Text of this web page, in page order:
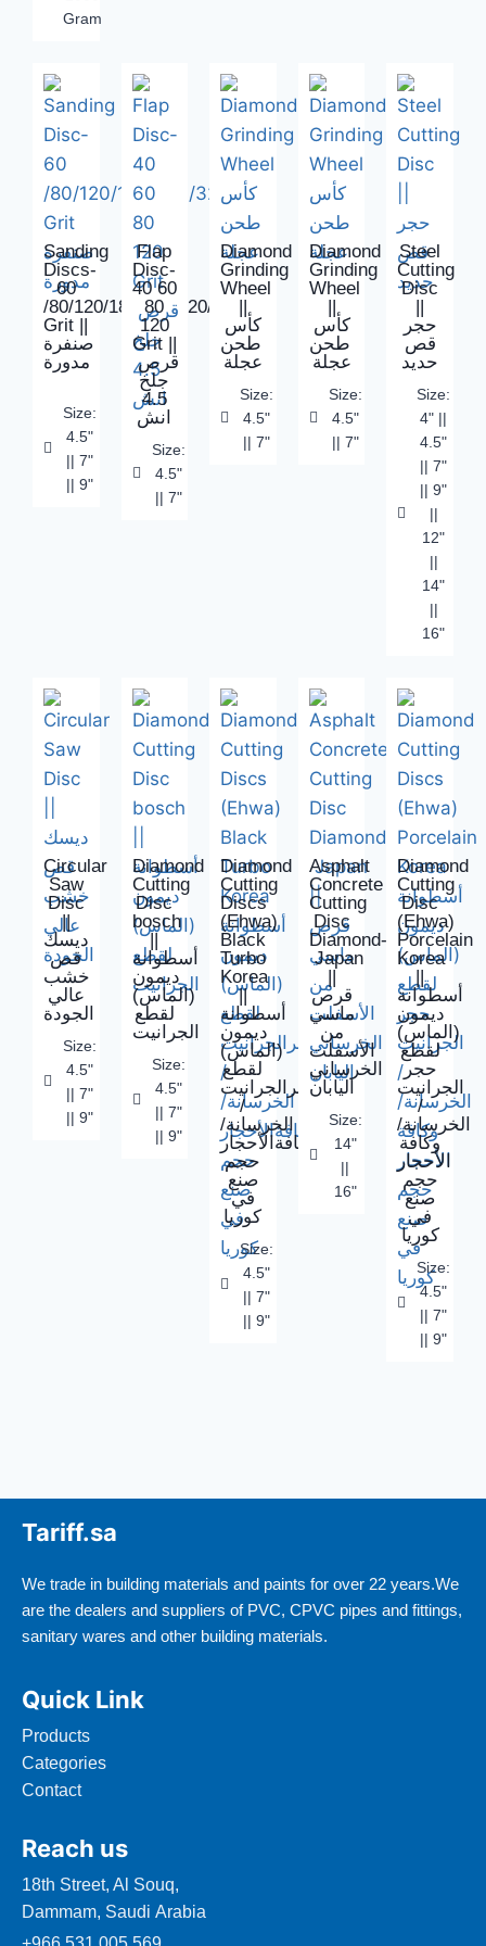
Gram
Sanding
Discs-
60
/80/120/180/220/320/400
Grit ||
صنفرة
مدورة
Size:
4.5"
|| 7"
|| 9"
Flap
Disc-
40 60
80
120
Grit ||
قرص
جلخ
4.5
انش
Size:
4.5"
|| 7"
Diamond
Grinding
Wheel
||
كأس
طحن
عجلة
Size:
4.5"
|| 7"
Diamond
Grinding
Wheel
||
كأس
طحن
عجلة
Size:
4.5"
|| 7"
Steel
Cutting
Disc
||
حجر
قص
حديد
Size:
4" ||
4.5"
|| 7"
|| 9"
||
12"
||
14"
||
16"
Circular
Saw
Disc
||
ديسك
قص
خشب
عالي
الجودة
Size:
4.5"
|| 7"
|| 9"
Diamond
Cutting
Disc
bosch
||
أسطوانة
ديمون
(الماس)
لقطع
الجرانيت
Size:
4.5"
|| 7"
|| 9"
Diamond
Cutting
Discs
(Ehwa)
Black
Turbo
Korea
||
أسطوانة
ديمون
(الماس)
لقطع
حجرالجرانيت
/
الخرسانة/
وكافةالأحجار
حجم
صنع
في
كوريا
Size:
4.5"
|| 7"
|| 9"
Asphalt
Concrete
Cutting
Disc
Diamond-
Japan
||
قرص
ماسي
من
الأسفلت
الخرساني
اليابان
Size:
14"
||
16"
Diamond
Cutting
Disc
(Ehwa)
Porcelain
Korea
||
أسطوانة
ديمون
(الماس)
لقطع
حجر
الجرانيت
/
الخرسانة/
وكافة
الأحجار
حجم
صنع
في
كوريا
Size:
4.5"
|| 7"
|| 9"
Tariff.sa
We trade in building materials and paints for over 22 years.We
are the dealers and suppliers of PVC, CPVC pipes and fittings,
sanitary wares and other building materials.
Quick Link
Products
Categories
Contact
Reach us
18th Street, Al Souq,
Dammam, Saudi Arabia